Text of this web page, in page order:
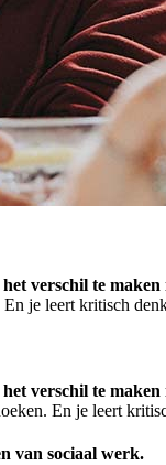
het verschil te maken
je leert kritisch
het verschil te maken
En je leert
van sociaal werk.